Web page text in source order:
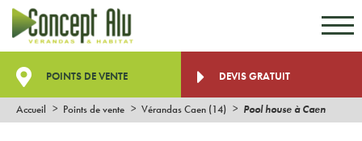
POINTS DE VENTE DEVIS GRATUIT
Accueil Points de vente Vérandas Caen (14) Pool house à Caen